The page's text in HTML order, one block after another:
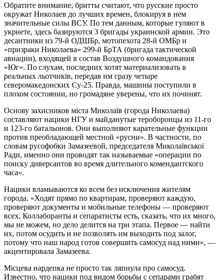
Обратите внимание, бритты считают, что русские просто
окружат Николаев до лучших времен, блокируя в нем
значительные силы ВСУ. По тем данным, которые гуляют в
укрнете, здесь базируются 3 бригады украинской армии. Это
десантники из 79-й ОДШБр, мотопехота 28-й ОМБр и
«призраки Николаева» 299-й БрТА (бригада тактической
авиации), входящей в состав Воздушного командования
«Юг». По слухам, последних хотят материализовать в
реальных льотчиків, передав им сразу четыре
северомакедонских Су-25. Правда, машины поступили в
плохом состоянии, но громадяне уверены, что их починят.
Основу захисников міста Миколаїв (города Николаева)
составляют нацики НГУ и майданутые тероборонцы из 11-го
и 123-го батальонов. Они выполняют карательные функции
против преобладающей местной «русни». В частности, по
словам русофобки Замазеевой, председателя Миколаївської
Ради, именно они проводят так называемые «операции по
поиску диверсантов во время длительного комендантского
часа».
Нацики вламываются ко всем без исключения жителям
города. «Ходят прямо по квартирам, проверяют каждую,
проверяют документы и мобильные телефоны — проверяют
всех. Коллаборанты и сепаратисты есть, сказать, что их много,
мы не можем, но дело делится на три этапа. Первое — найти
их, потом осудить и не позволять им выходить под залог,
потому что наш народ готов совершить самосуд над ними», —
акцентировала Замазеева.
Місцева нардепка не просто так ляпнула про самосуд.
Известно, что нацики под видом борьбы с сепарами грабят